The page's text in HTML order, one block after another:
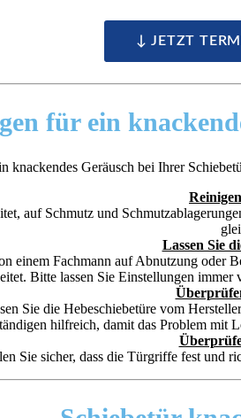
↓ JETZT
für ein
Geräusch bei Ihrer
auf Schmutz und
Lassen Sie
einem Fachmann auf Abnutzung oder
Bitte lassen Sie Einstellungen
Sie die Hebeschiebetüre vom
hilfreich, damit das Problem mit
Sie sicher, dass die Türgriffe fest und